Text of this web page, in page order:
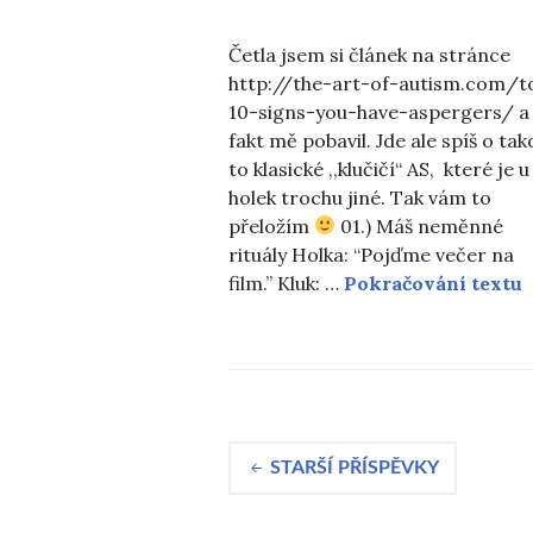
Četla jsem si článek na stránce
http://the-art-of-autism.com/
10-signs-you-have-aspergers/ a
fakt mě pobavil. Jde ale spíš o
to klasické ,,klučičí“ AS, které je u
holek trochu jiné. Tak vám to
přeložím
01.) Máš neměnné
rituály Holka: “Pojďme večer na
film.” Kluk: … Pokračování textu
Navigace
STARŠÍ PŘÍSPĚVKY